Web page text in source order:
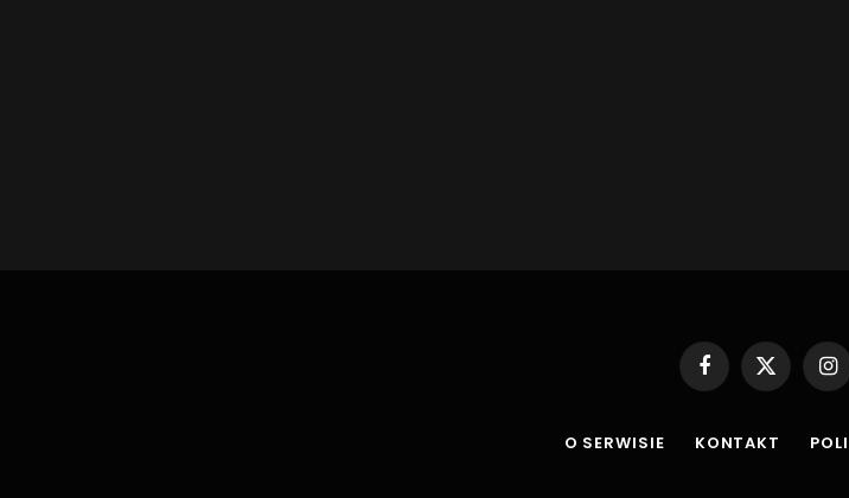
Facebook
X
(Twitter)
O SERWISIE KONTAKT